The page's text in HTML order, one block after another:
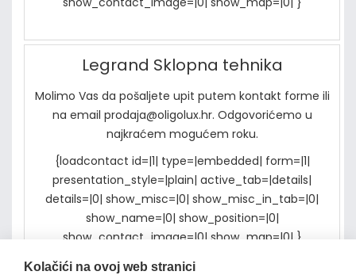
Legrand Sklopna tehnika
Molimo Vas da pošaljete upit putem kontakt forme ili
na email prodaja@oligolux.hr. Odgovorićemo u
najkraćem mogućem roku.
{loadcontact id=|1| type=|embedded| form=|1|
presentation_style=|plain| active_tab=|details|
details=|0| show_misc=|0| show_misc_in_tab=|0|
show_name=|0| show_position=|0|
show_contact_image=|0| show_map=|0| }
Kolačići na ovoj web stranici